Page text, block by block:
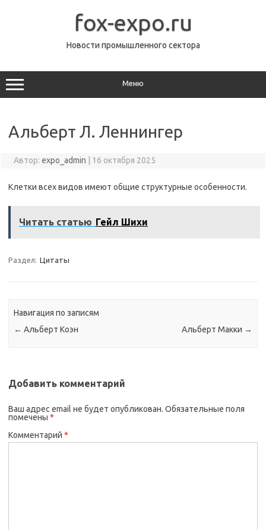
fox-expo.ru
Новости промышленного сектора
Меню
Альберт Л. Леннингер
Автор: expo_admin 16 октября 2025
Клетки всех видов имеют общие структурные особенности.
Читать статью Гейл Шихи
Раздел: Цитаты
Навигация по записям
← Альберт Коэн Альберт Макки →
Добавить комментарий
Ваш адрес email не будет опубликован. Обязательные поля
помечены *
Комментарий *